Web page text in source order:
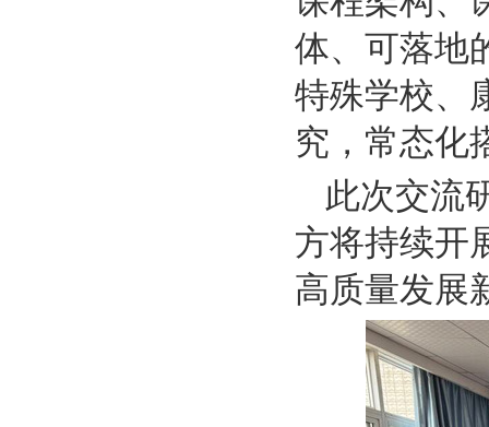
体、可落地
特殊学校、
究，常态化
此次交流
方将持续开
高质量发展